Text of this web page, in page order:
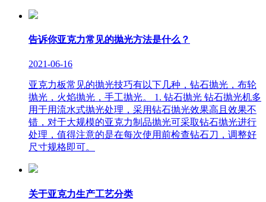
告诉你亚克力常见的抛光方法是什么？
2021-06-16
亚克力板常见的抛光技巧有以下几种，钻石抛光，布轮
抛光，火焰抛光，手工抛光。 1. 钻石抛光 钻石抛光机多
用于用流水式抛光处理，采用钻石抛光效果高且效果不
错，对于大规模的亚克力制品抛光可采取钻石抛光进行
处理，值得注意的是在每次使用前检查钻石刀，调整好
尺寸规格即可。
关于亚克力生产工艺分类